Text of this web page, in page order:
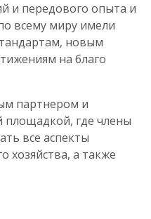
и передового опыта и
всему миру имели
новым
на благо
партнером и
площадкой, где члены
все аспекты
хозяйства, а также